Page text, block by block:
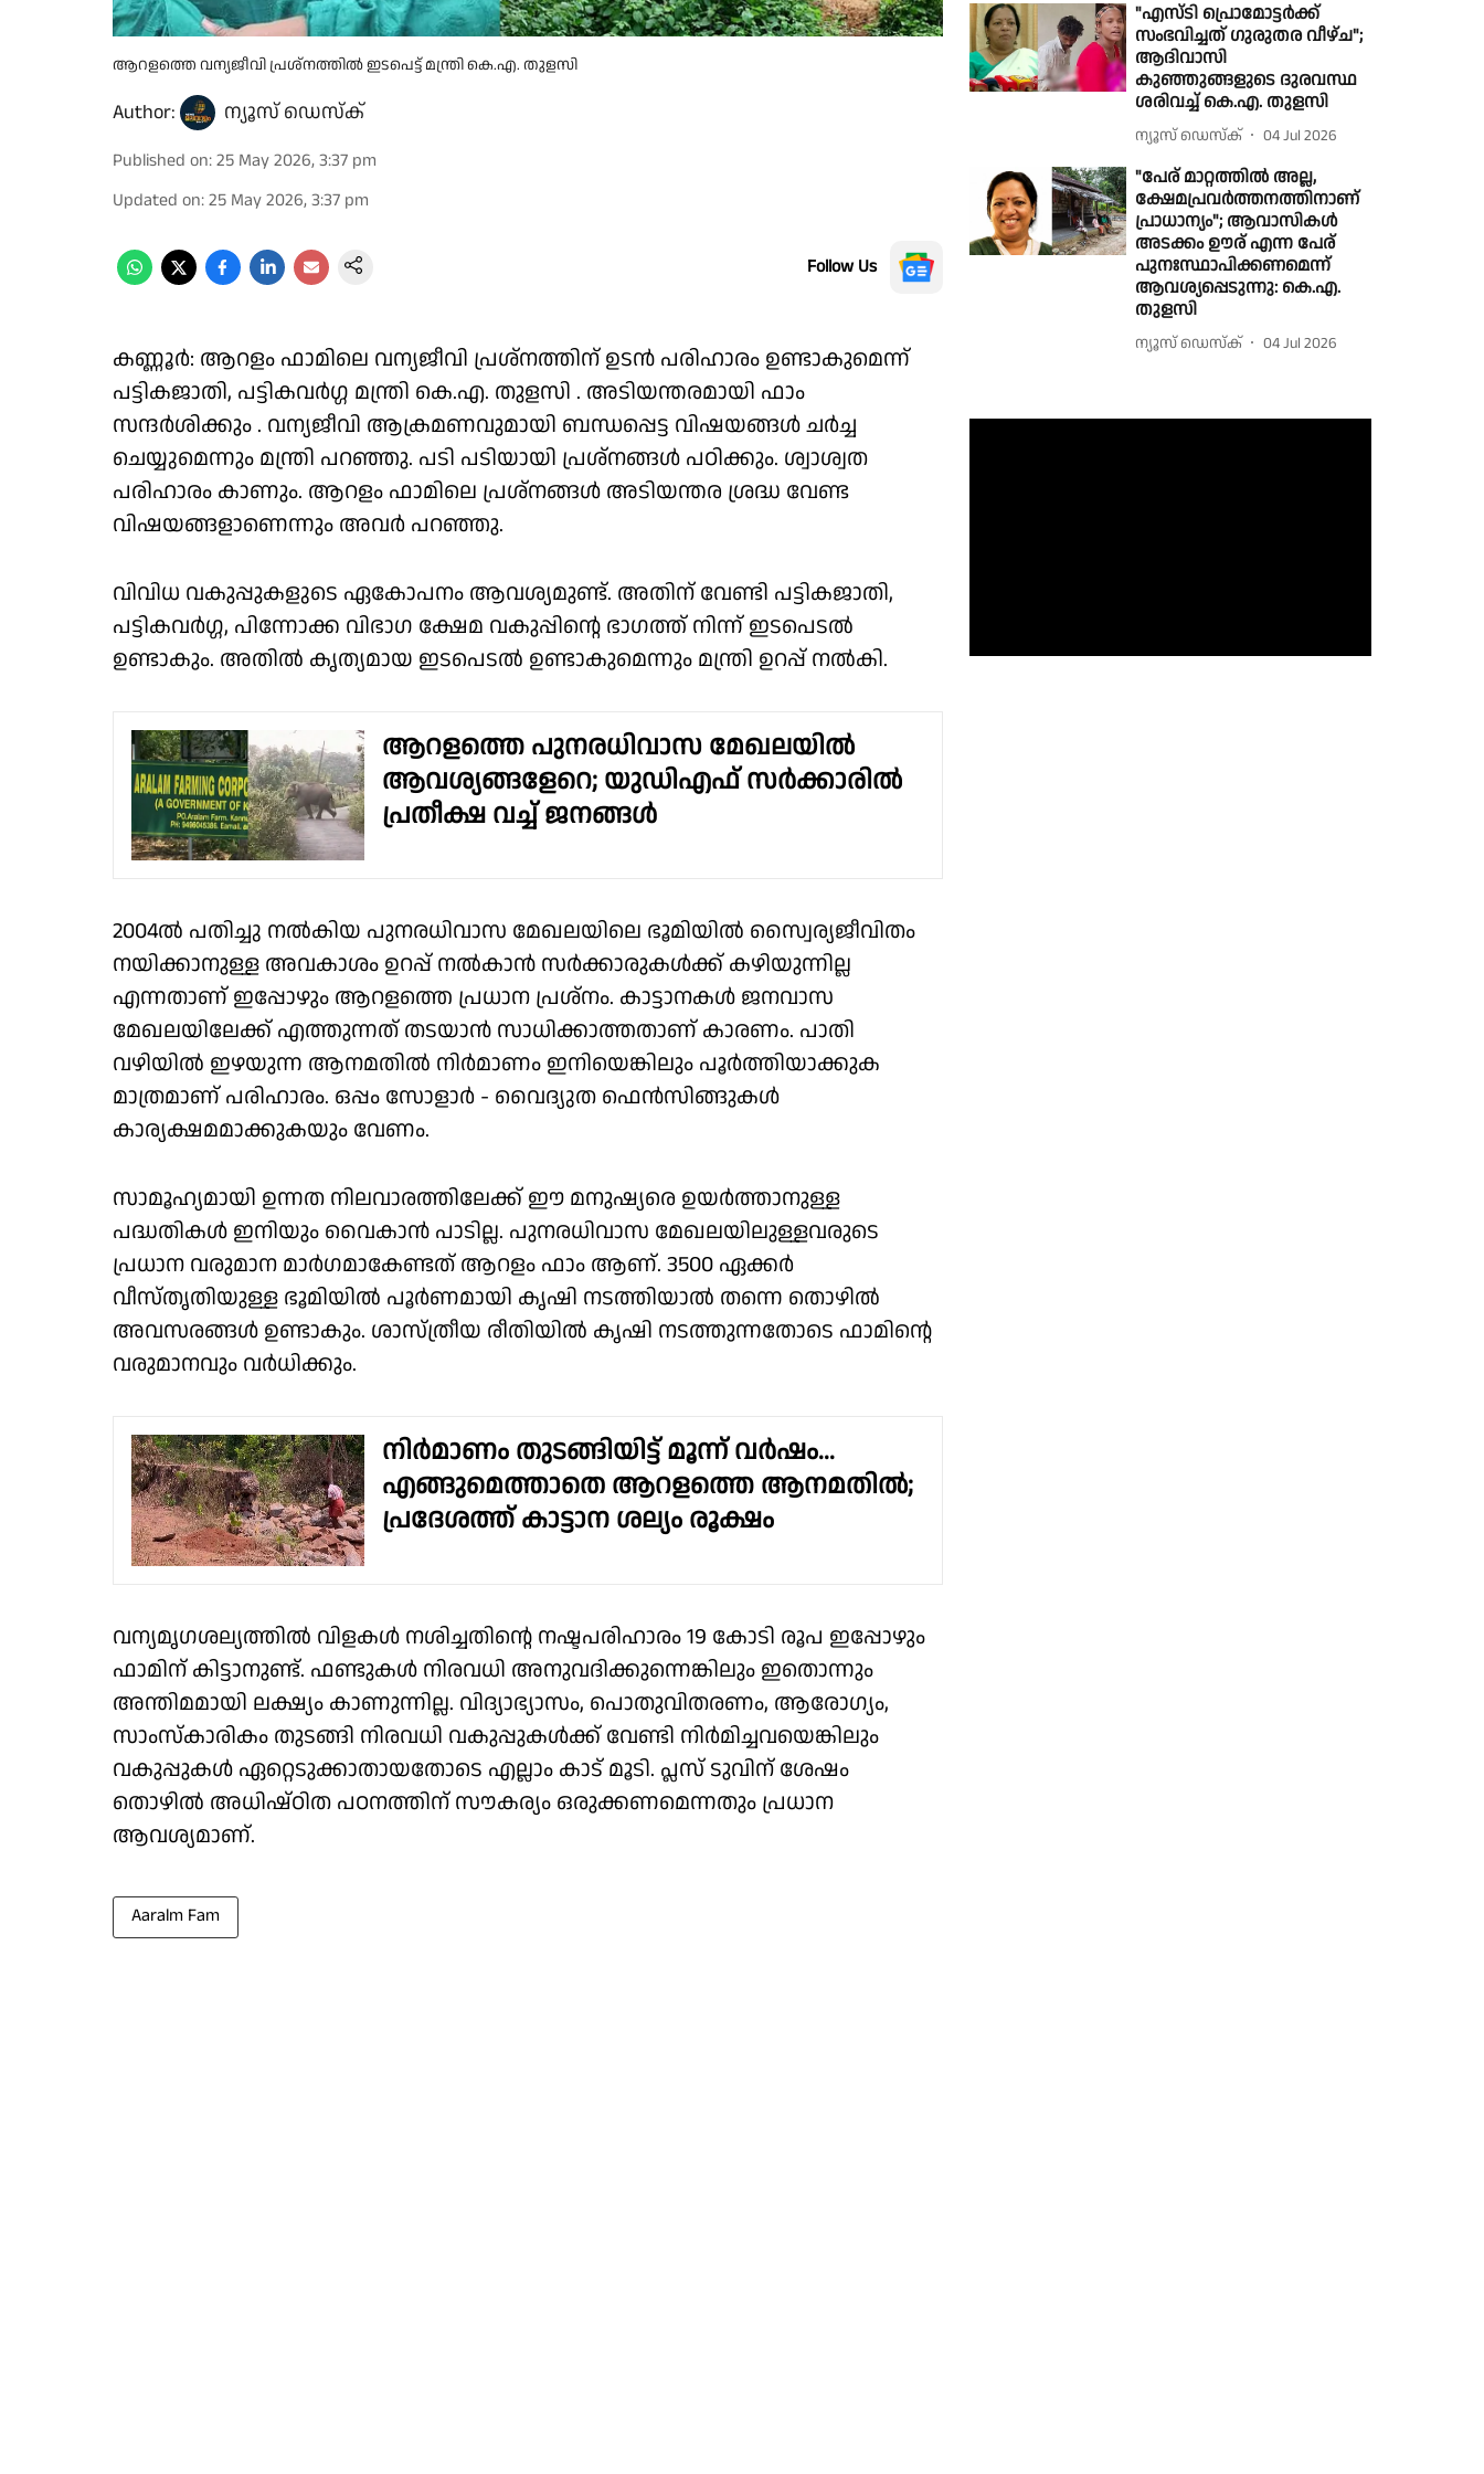
ആറളത്തെ വന്യജീവി പ്രശ്നത്തിൽ ഇടപെട്ട് മന്ത്രി കെ.എ. തുളസി
Author: ന്യൂസ് ഡെസ്ക്
Published on:25 May 2026, 3:37 pm
Updated on:25 May 2026, 3:37 pm
Follow Us
കണ്ണൂർ: ആറളം ഫാമിലെ വന്യജീവി പ്രശ്നത്തിന് ഉടൻ പരിഹാരം ഉണ്ടാകുമെന്ന്
പട്ടികജാതി, പട്ടികവർഗ്ഗ മന്ത്രി കെ.എ. തുളസി . അടിയന്തരമായി ഫാം
സന്ദർശിക്കും . വന്യജീവി ആക്രമണവുമായി ബന്ധപ്പെട്ട വിഷയങ്ങൾ ചർച്ച
ചെയ്യുമെന്നും മന്ത്രി പറഞ്ഞു. പടി പടിയായി പ്രശ്നങ്ങൾ പഠിക്കും. ശ്വാശ്വത
പരിഹാരം കാണും. ആറളം ഫാമിലെ പ്രശ്നങ്ങൾ അടിയന്തര ശ്രദ്ധ വേണ്ട
വിഷയങ്ങളാണെന്നും അവർ പറഞ്ഞു.
വിവിധ വകുപ്പുകളുടെ ഏകോപനം ആവശ്യമുണ്ട്. അതിന് വേണ്ടി പട്ടികജാതി,
പട്ടികവർഗ്ഗ, പിന്നോക്ക വിഭാഗ ക്ഷേമ വകുപ്പിൻ്റെ ഭാഗത്ത് നിന്ന് ഇടപെടൽ
ഉണ്ടാകും. അതിൽ കൃത്യമായ ഇടപെടൽ ഉണ്ടാകുമെന്നും മന്ത്രി ഉറപ്പ് നൽകി.
ആറളത്തെ പുനരധിവാസ മേഖലയിൽ
ആവശ്യങ്ങളേറെ; യുഡിഎഫ് സർക്കാരിൽ
പ്രതീക്ഷ വച്ച് ജനങ്ങൾ
2004ൽ പതിച്ചു നൽകിയ പുനരധിവാസ മേഖലയിലെ ഭൂമിയിൽ സ്വൈര്യജീവിതം
നയിക്കാനുള്ള അവകാശം ഉറപ്പ് നൽകാൻ സർക്കാരുകൾക്ക് കഴിയുന്നില്ല
എന്നതാണ് ഇപ്പോഴും ആറളത്തെ പ്രധാന പ്രശ്നം. കാട്ടാനകൾ ജനവാസ
മേഖലയിലേക്ക് എത്തുന്നത് തടയാൻ സാധിക്കാത്തതാണ് കാരണം. പാതി
വഴിയിൽ ഇഴയുന്ന ആനമതിൽ നിർമാണം ഇനിയെങ്കിലും പൂർത്തിയാക്കുക
മാത്രമാണ് പരിഹാരം. ഒപ്പം സോളാർ - വൈദ്യുത ഫെൻസിങ്ങുകൾ
കാര്യക്ഷമമാക്കുകയും വേണം.
സാമൂഹ്യമായി ഉന്നത നിലവാരത്തിലേക്ക് ഈ മനുഷ്യരെ ഉയർത്താനുള്ള
പദ്ധതികൾ ഇനിയും വൈകാൻ പാടില്ല. പുനരധിവാസ മേഖലയിലുള്ളവരുടെ
പ്രധാന വരുമാന മാർഗമാകേണ്ടത് ആറളം ഫാം ആണ്. 3500 ഏക്കർ
വീസ്തൃതിയുള്ള ഭൂമിയിൽ പൂർണമായി കൃഷി നടത്തിയാൽ തന്നെ തൊഴിൽ
അവസരങ്ങൾ ഉണ്ടാകും. ശാസ്ത്രീയ രീതിയിൽ കൃഷി നടത്തുന്നതോടെ ഫാമിൻ്റെ
വരുമാനവും വർധിക്കും.
നിർമാണം തുടങ്ങിയിട്ട് മൂന്ന് വർഷം...
എങ്ങുമെത്താതെ ആറളത്തെ ആനമതിൽ;
പ്രദേശത്ത് കാട്ടാന ശല്യം രൂക്ഷം
വന്യമൃഗശല്യത്തിൽ വിളകൾ നശിച്ചതിൻ്റെ നഷ്ടപരിഹാരം 19 കോടി രൂപ ഇപ്പോഴും
ഫാമിന് കിട്ടാനുണ്ട്. ഫണ്ടുകൾ നിരവധി അനുവദിക്കുന്നെങ്കിലും ഇതൊന്നും
അന്തിമമായി ലക്ഷ്യം കാണുന്നില്ല. വിദ്യാഭ്യാസം, പൊതുവിതരണം, ആരോഗ്യം,
സാംസ്കാരികം തുടങ്ങി നിരവധി വകുപ്പുകൾക്ക് വേണ്ടി നിർമിച്ചവയെങ്കിലും
വകുപ്പുകൾ ഏറ്റെടുക്കാതായതോടെ എല്ലാം കാട് മൂടി. പ്ലസ് ടുവിന് ശേഷം
തൊഴിൽ അധിഷ്ഠിത പഠനത്തിന് സൗകര്യം ഒരുക്കണമെന്നതും പ്രധാന
ആവശ്യമാണ്.
Aaralm Fam
"എസ്‌ടി പ്രൊമോട്ടർക്ക്
സംഭവിച്ചത് ഗുരുതര വീഴ്ച";
ആദിവാസി
കുഞ്ഞുങ്ങളുടെ ദുരവസ്ഥ
ശരിവച്ച് കെ.എ. തുളസി
ന്യൂസ് ഡെസ്ക് 04 Jul 2026
"പേര് മാറ്റത്തിൽ അല്ല,
ക്ഷേമപ്രവർത്തനത്തിനാണ്
പ്രാധാന്യം"; ആവാസികൾ
അടക്കം ഊര് എന്ന പേര്
പുനഃസ്ഥാപിക്കണമെന്ന്
ആവശ്യപ്പെടുന്നു: കെ.എ.
തുളസി
ന്യൂസ് ഡെസ്ക് 04 Jul 2026